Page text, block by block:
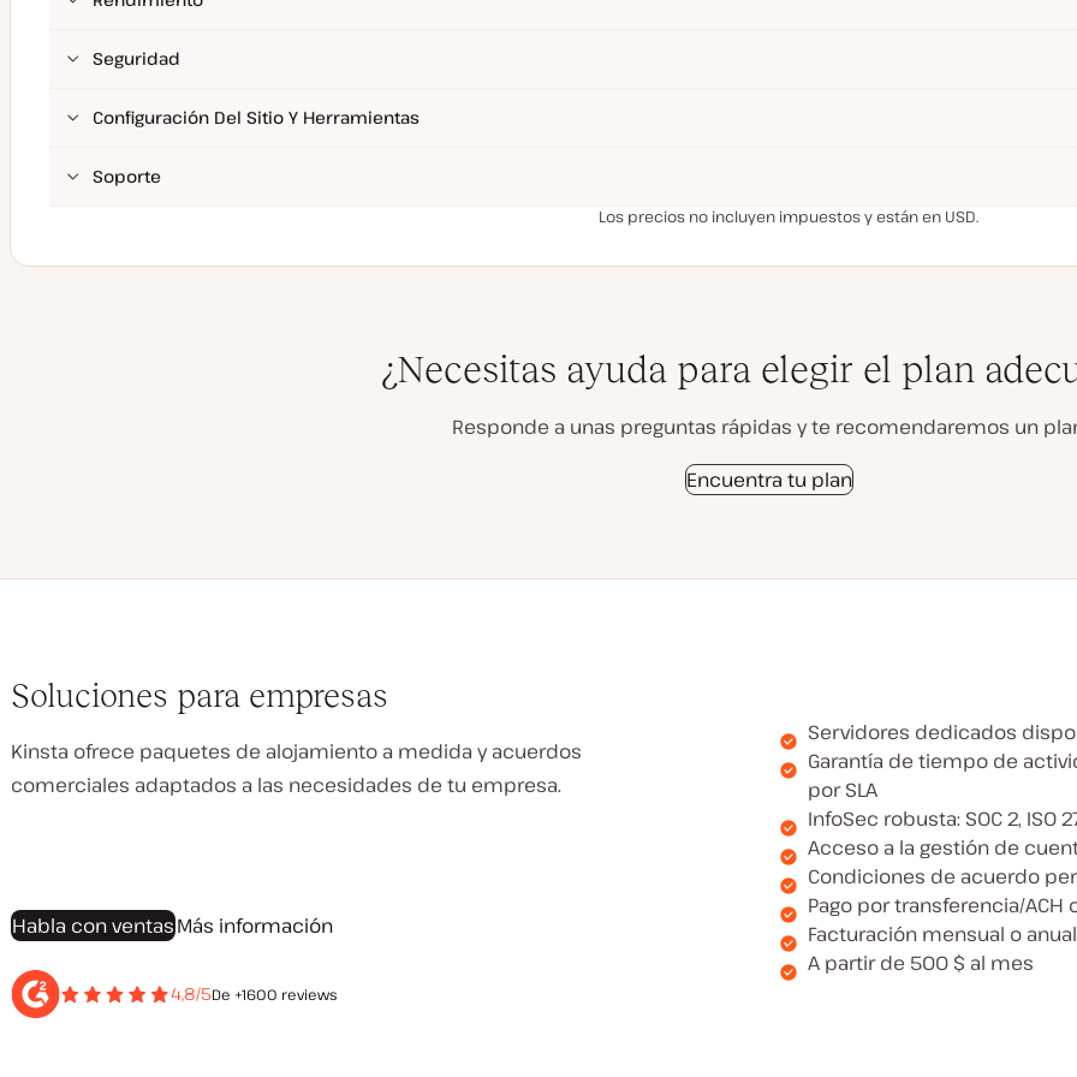
Seguridad
Configuración Del Sitio Y Herramientas
Soporte
Los precios no incluyen impuestos y están en USD.
¿Necesitas ayuda para elegir el plan
Responde a unas preguntas rápidas y te recomendaremos un
Encuentra tu plan
Soluciones para empresas
Kinsta ofrece paquetes de alojamiento a medida y acuerdos
comerciales adaptados a las necesidades de tu empresa.
Habla con ventasMás información
4,8/5De +1600 reviews
Servidores dedicados
Garantía de tiempo de
por SLA
InfoSec robusta: SOC 2, ISO
Acceso a la gestión de
Condiciones de acuerdo
Pago por transferencia/
Facturación mensual o anual
A partir de 500 $ al mes